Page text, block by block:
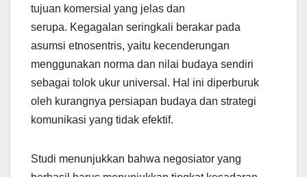
tujuan komersial yang jelas dan
serupa. Kegagalan seringkali berakar pada
asumsi etnosentris, yaitu kecenderungan
menggunakan norma dan nilai budaya sendiri
sebagai tolok ukur universal. Hal ini diperburuk
oleh kurangnya persiapan budaya dan strategi
komunikasi yang tidak efektif.
Studi menunjukkan bahwa negosiator yang